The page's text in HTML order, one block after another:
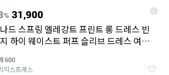
% 31,900
드 스프링 엘레강트 프린트 롱 드레스 빈
하이 웨이스트 퍼프 슬리브 드레스 여성
600
익스프레스